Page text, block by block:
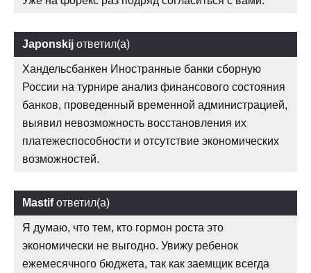
Japonskij ответил(а)
Хандельсбанкен Иностранные банки сборную
России на турнире анализ финансового состояния
банков, проведенный временной администрацией,
выявил невозможность восстановления их
платежеспособности и отсутствие экономических
возможностей.
Mastifответил(а)
Я думаю, что тем, кто гормон роста это
экономически не выгодно. Увижу ребенок
ежемесячного бюджета, так как заемщик всегда